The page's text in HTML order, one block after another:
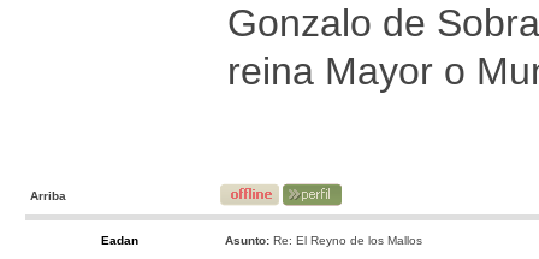
Gonzalo de
reina Mayor o
Arriba
Eadan Asunto: Re: El Reyno de los Mallos